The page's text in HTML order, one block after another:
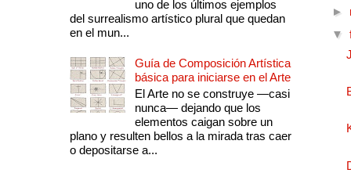
uno de los últimos ejemplos
del surrealismo artístico plural que quedan
en el mun...
Guía de Composición Artística
básica para iniciarse en el Arte
El Arte no se construye —casi
nunca— dejando que los
elementos caigan sobre un
plano y resulten bellos a la mirada tras caer
o depositarse a...
►
▼